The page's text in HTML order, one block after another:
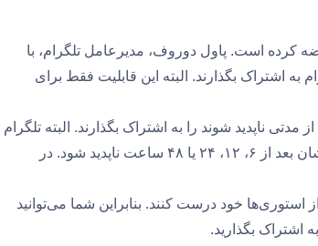
کرده است. پاول دوروف، مدیرعامل تلگرام، با
به اشتراک بگذارند. البته این قابلیت فقط برای
ناپدید شوند را به اشتراک بگذارند. البته تلگرام
سعی کرده بهتر از رقبای خود عمل کند و کاربران می‌توانند انتخاب کنند استوری‌شان بعد از ۶، ۱۲، ۲۴ یا ۴۸ ساعت ناپدید شود. در
خود درست کنند. بنابراین شما می‌توانید
اشتراک بگذارید.